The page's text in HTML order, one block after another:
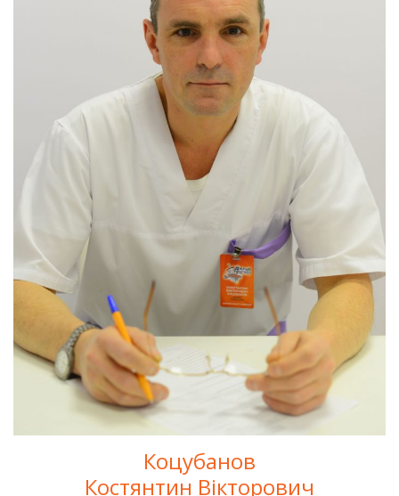
Коцубанов
Костянтин Вікторович